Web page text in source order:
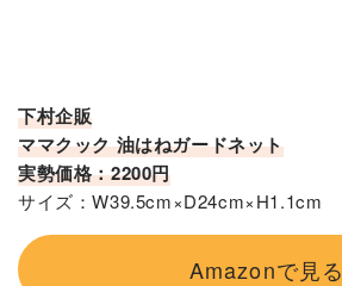
下村企販
ママクック 油はねガードネット
実勢価格：2200円
サイズ：W39.5cm×D24cm×H1.1cm
Amazonで見る